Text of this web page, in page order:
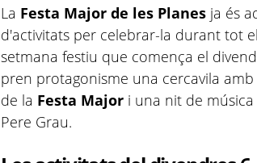
La Festa Major de les Planes ja és
d'activitats per celebrar-la durant tot
setmana festiu que comença el
pren protagonisme una cercavila
de la Festa Major i una nit de
Pere Grau.